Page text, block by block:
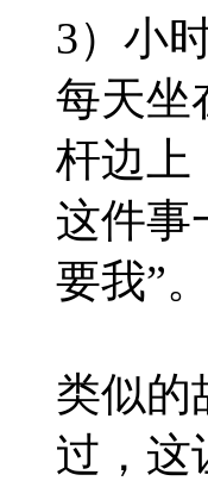
3）小
每天坐
杆边上
这件事
要我”。
类似的
过，这